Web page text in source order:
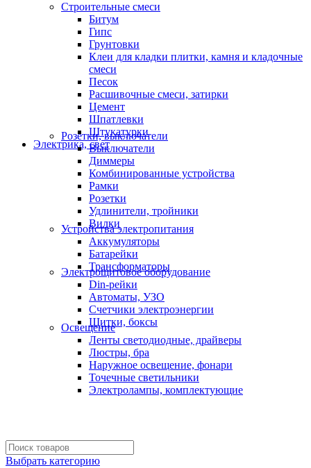
Строительные смеси
Битум
Гипс
Грунтовки
Клеи для кладки плитки, камня и кладочные
смеси
Песок
Расшивочные смеси, затирки
Цемент
Шпатлевки
Штукатурки
Электрика, свет
Розетки, выключатели
Выключатели
Диммеры
Комбинированные устройства
Рамки
Розетки
Удлинители, тройники
Вилки
Устройства электропитания
Аккумуляторы
Батарейки
Трансформаторы
Электрощитовое оборудование
Din-рейки
Автоматы, УЗО
Счетчики электроэнергии
Щитки, боксы
Освещение
Ленты светодиодные, драйверы
Люстры, бра
Наружное освещение, фонари
Точечные светильники
Электролампы, комплектующие
Выбрать категорию